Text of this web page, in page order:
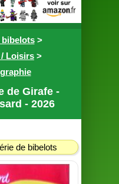
bibelots>
Loisirs >
de Girafe -
- 2026
de bibelots